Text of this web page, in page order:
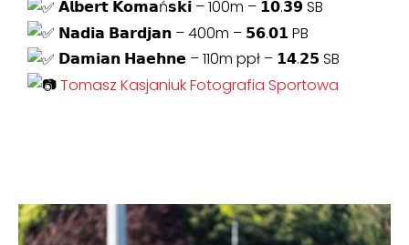
𝗔𝗹𝗯𝗲𝗿𝘁 𝗞𝗼𝗺𝗮ń𝘀𝗸𝗶 – 100m – 𝟭𝟬.𝟯𝟵 SB
𝗡𝗮𝗱𝗶𝗮 𝗕𝗮𝗿𝗱𝗷𝗮𝗻 – 400m – 𝟱𝟲.𝟬𝟭 PB
𝗗𝗮𝗺𝗶𝗮𝗻 𝗛𝗮𝗲𝗵𝗻𝗲 – 110m ppł – 𝟭𝟰.𝟮𝟱 SB
Tomasz Kasjaniuk Fotografia Sportowa